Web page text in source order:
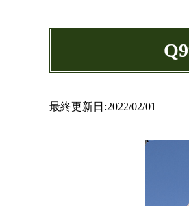
最終更新日:2022/02/01